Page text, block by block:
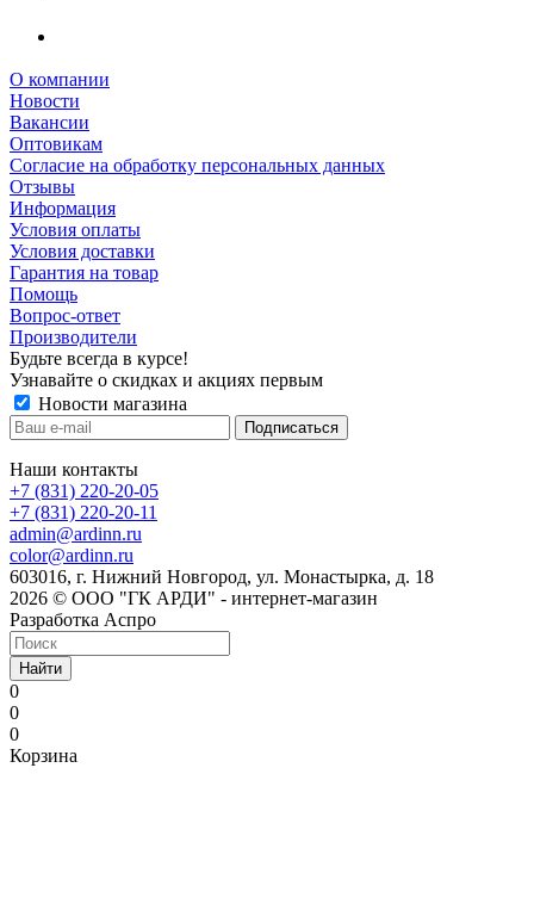
О компании
Новости
Вакансии
Оптовикам
Cогласие на обработку персональных данных
Отзывы
Информация
Условия оплаты
Условия доставки
Гарантия на товар
Помощь
Вопрос-ответ
Производители
Будьте всегда в курсе!
Узнавайте о скидках и акциях первым
Новости магазина
Наши контакты
+7 (831) 220-20-05
+7 (831) 220-20-11
admin@ardinn.ru
color@ardinn.ru
603016, г. Нижний Новгород, ул. Монастырка, д. 18
2026 © ООО "ГК АРДИ" - интернет-магазин
Разработка Аспро
Найти
0
0
0
Корзина